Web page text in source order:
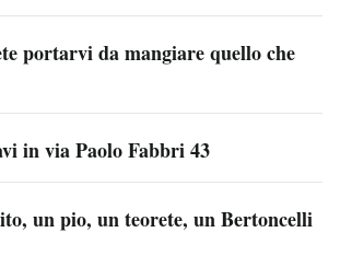
portarvi da mangiare quello che
in via Paolo Fabbri 43
un pio, un teorete, un Bertoncelli